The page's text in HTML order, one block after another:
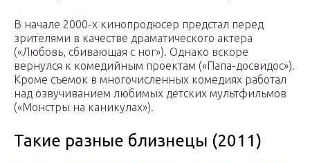
В начале 2000-х кинопродюсер предстал перед
зрителями в качестве драматического актера
(«Любовь, сбивающая с ног»). Однако вскоре
вернулся к комедийным проектам («Папа-досвидос»).
Кроме съемок в многочисленных комедиях работал
над озвучиванием любимых детских мультфильмов
(«Монстры на каникулах»).
Такие разные близнецы (2011)